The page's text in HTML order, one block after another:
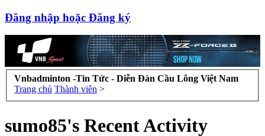
Đăng nhập hoặc Đăng ký
Vnbadminton -Tin Tức - Diễn Đàn Cầu Lông Việt Nam
Trang chủ Thành viên >
sumo85's Recent Activity